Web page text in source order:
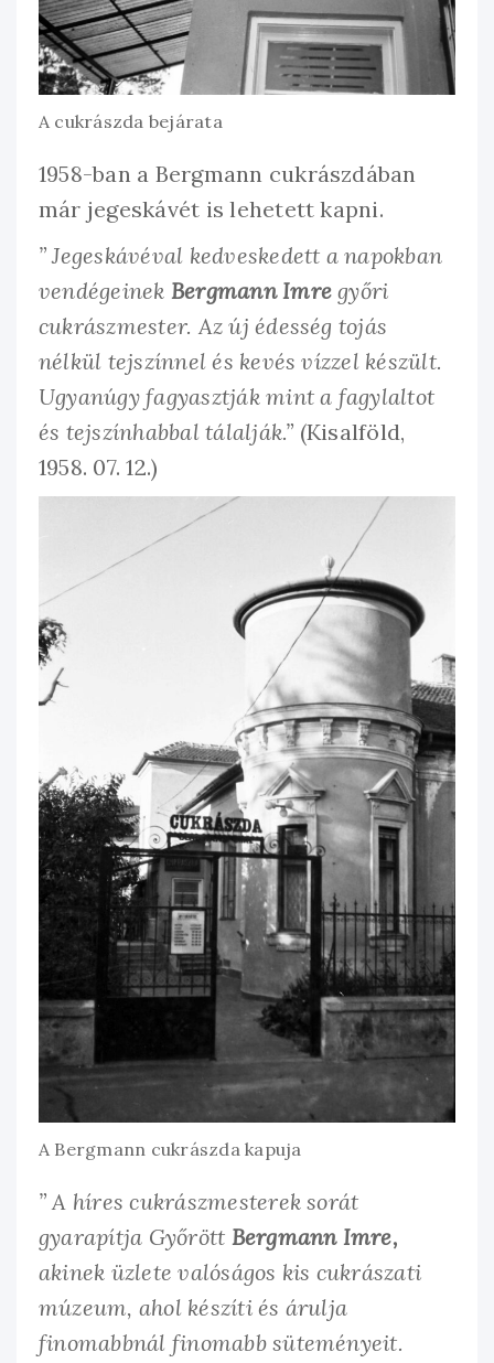
A cukrászda bejárata
1958-ban a Bergmann cukrászdában
már jegeskávét is lehetett kapni.
” Jegeskávéval kedveskedett a napokban
vendégeinek Bergmann Imre győri
cukrászmester. Az új édesség tojás
nélkül tejszínnel és kevés vízzel készült.
Ugyanúgy fagyasztják mint a fagylaltot
és tejszínhabbal tálalják.” (Kisalföld,
1958. 07. 12.)
A Bergmann cukrászda kapuja
” A híres cukrászmesterek sorát
gyarapítja Győrött Bergmann Imre,
akinek üzlete valóságos kis cukrászati
múzeum, ahol készíti és árulja
finomabbnál finomabb süteményeit.